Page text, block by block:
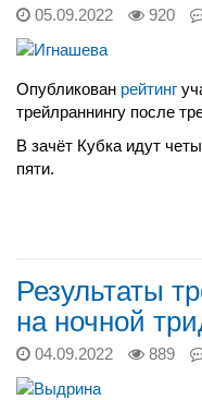
05.09.2022 920
Опубликован рейтинг
трейлраннингу после
В зачёт Кубка идут
пяти.
Результаты
на ночной
04.09.2022 889